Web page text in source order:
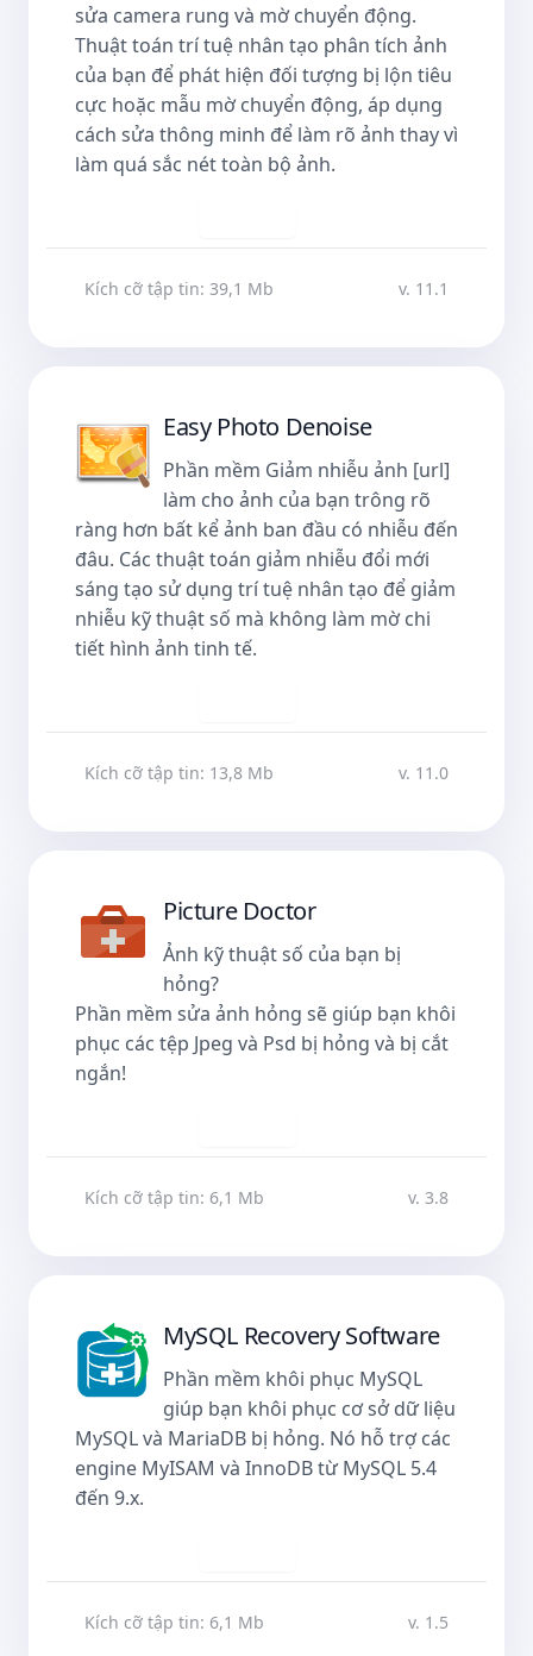
sửa camera rung và mờ chuyển động.
Thuật toán trí tuệ nhân tạo phân tích ảnh
của bạn để phát hiện đối tượng bị lộn tiêu
cực hoặc mẫu mờ chuyển động, áp dụng
cách sửa thông minh để làm rõ ảnh thay vì
làm quá sắc nét toàn bộ ảnh.
Kích cỡ tập tin: 39,1 Mb v. 11.1
Easy Photo Denoise
Phần mềm Giảm nhiễu ảnh [url]
làm cho ảnh của bạn trông rõ
ràng hơn bất kể ảnh ban đầu có nhiễu đến
đâu. Các thuật toán giảm nhiễu đổi mới
sáng tạo sử dụng trí tuệ nhân tạo để giảm
nhiễu kỹ thuật số mà không làm mờ chi
tiết hình ảnh tinh tế.
Kích cỡ tập tin: 13,8 Mb v. 11.0
Picture Doctor
Ảnh kỹ thuật số của bạn bị
hỏng?
Phần mềm sửa ảnh hỏng sẽ giúp bạn khôi
phục các tệp Jpeg và Psd bị hỏng và bị cắt
ngắn!
Kích cỡ tập tin: 6,1 Mb v. 3.8
MySQL Recovery Software
Phần mềm khôi phục MySQL
giúp bạn khôi phục cơ sở dữ liệu
MySQL và MariaDB bị hỏng. Nó hỗ trợ các
engine MyISAM và InnoDB từ MySQL 5.4
đến 9.x.
Kích cỡ tập tin: 6,1 Mb v. 1.5